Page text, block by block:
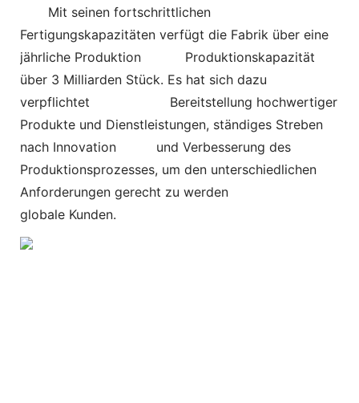
Mit seinen fortschrittlichen
Fertigungskapazitäten verfügt die Fabrik über eine
jährliche Produktion
Produktionskapazität
über 3 Milliarden Stück. Es hat sich dazu
verpflichtet
Bereitstellung hochwertiger
Produkte und Dienstleistungen, ständiges Streben
nach Innovation und Verbesserung des
Produktionsprozesses, um den unterschiedlichen
Anforderungen gerecht zu werden
globale Kunden.